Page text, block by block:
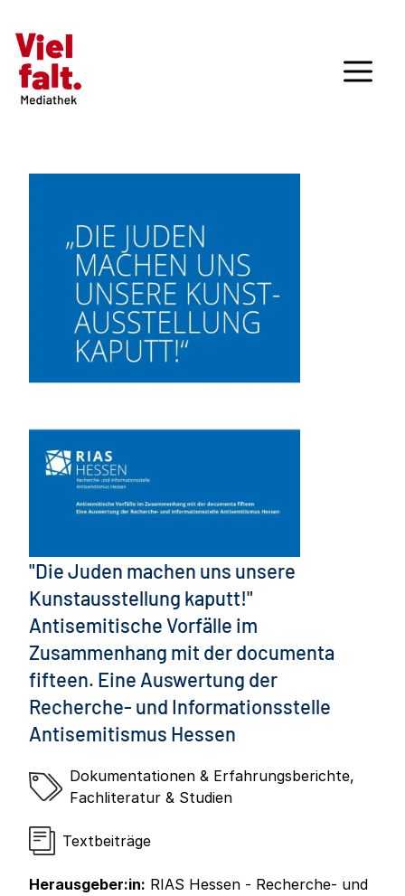
"Die Juden machen uns unsere
Kunstausstellung kaputt!"
Antisemitische Vorfälle im
Zusammenhang mit der documenta
fifteen. Eine Auswertung der
Recherche- und Informationsstelle
Antisemitismus Hessen
Dokumentationen & Erfahrungsberichte,
Fachliteratur & Studien
Textbeiträge
Herausgeber:in: RIAS Hessen - Recherche- und